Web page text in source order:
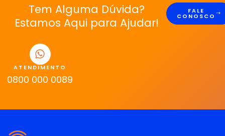
Tem Alguma Dúvida?
Estamos Aqui para Ajudar!
FALE
CONOSCO
ATENDIMENTO
0800 000 0089